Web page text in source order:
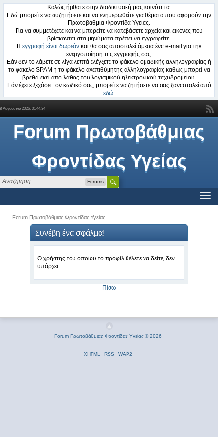
Καλώς ήρθατε στην διαδικτυακή μας κοινότητα.
Εδώ μπορείτε να συζητήσετε και να ενημερωθείτε για θέματα που αφορούν την
Πρωτοβάθμια Φροντίδα Υγείας.
Για να συμμετέχετε και να μπορείτε να κατεβάσετε αρχεία και εικόνες που
βρίσκονται στα μηνύματα πρέπει να εγγραφείτε.
Η εγγραφή είναι δωρεάν και θα σας αποσταλεί άμεσα ένα e-mail για την
ενεργοποίηση της εγγραφής σας.
Εάν δεν το λάβετε σε λίγα λεπτά ελέγξετε το φάκελο ομαδικής αλληλογραφίας ή
το φάκελο SPAM ή το φάκελο ανεπιθύμητης αλληλογραφίας καθώς μπορεί να
βρεθεί εκεί από λάθος του λογισμικού ηλεκτρονικού ταχυδρομείου.
Εάν έχετε ξεχάσει τον κωδικό σας, μπορείτε να ζητήσετε να σας ξανασταλεί από
εδώ.
8 Αυγούστου 2026, 01:44:34
Forum Πρωτοβάθμιας
Φροντίδας Υγείας
Forums
Forum Πρωτοβάθμιας Φροντίδας Υγείας
Συνέβη ένα σφάλμα!
Ο χρήστης του οποίου το προφίλ θέλετε να δείτε, δεν
υπάρχει.
Πίσω
Forum Πρωτοβάθμιας Φροντίδας Υγείας © 2026
XHTML RSS WAP2